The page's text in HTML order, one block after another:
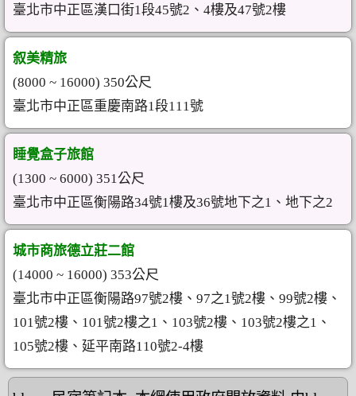
臺北市中正區漢口街1段45號2、4樓及47號2樓
叙美精旅
(8000 ~ 16000) 350公尺
臺北市中正區重慶南路1段111號
睡覺盒子旅館
(1300 ~ 6000) 351公尺
臺北市中正區衡陽路34號1樓及36號地下之1、地下之2
城市商旅德立莊二館
(14000 ~ 16000) 353公尺
臺北市中正區衡陽路97號2樓、97之1號2樓、99號2樓、
101號2樓、101號2樓之1、103號2樓、103號2樓之1、
105號2樓、延平南路110號2-4樓